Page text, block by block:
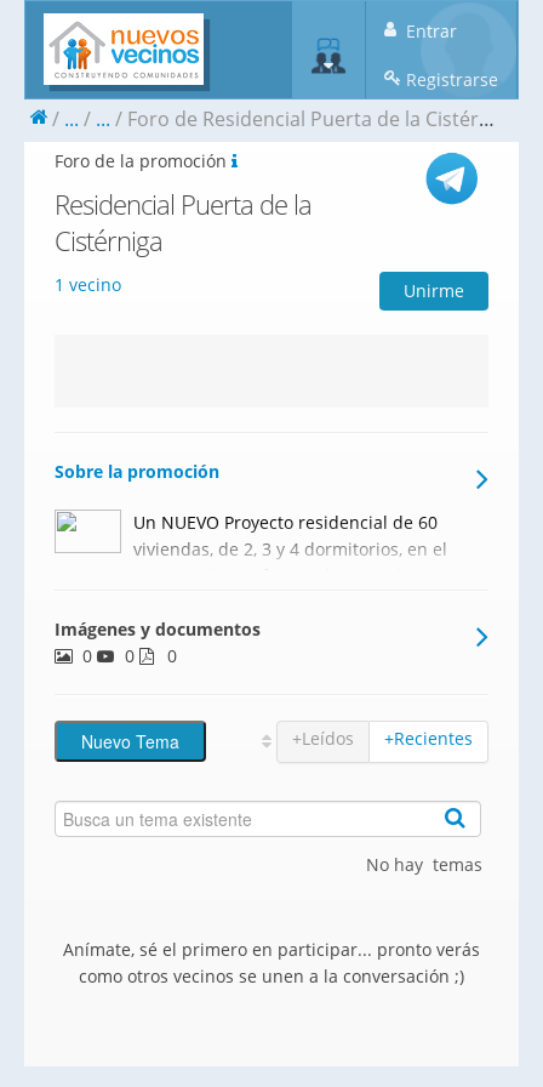
Entrar
Registrarse
... ... Foro de Residencial Puerta de la Cistérniga
Foro de la promoción
Residencial Puerta de la
Cistérniga
1 vecino Unirme
Sobre la promoción
Un NUEVO Proyecto residencial de 60
viviendas, de 2, 3 y 4 dormitorios, en el
que los clientes nos han
trasladado.Situada en La Cistérniga, un
Imágenes y documentos
0
0 0
+Leídos +Recientes
No hay temas
Anímate, sé el primero en participar... pronto verás
como otros vecinos se unen a la conversación ;)